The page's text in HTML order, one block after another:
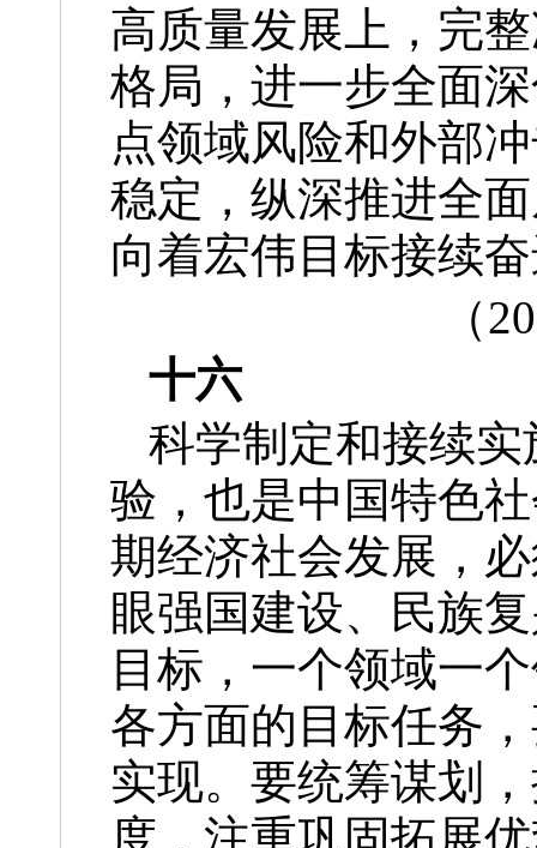
高质量发展上，完
格局，进一步全面
点领域风险和外部
稳定，纵深推进全
向着宏伟目标接续
（
十六
科学制定和接续
验，也是中国特色
期经济社会发展，
眼强国建设、民族
目标，一个领域一
各方面的目标任务
实现。要统筹谋划